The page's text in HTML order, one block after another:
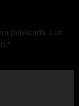
publicada.
Los
*